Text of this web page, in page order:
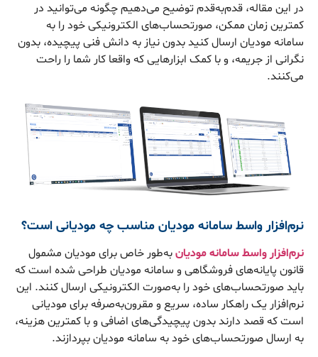
در این مقاله، قدم‌به‌قدم توضیح می‌دهیم چگونه می‌توانید در
کمترین زمان ممکن، صورتحساب‌های الکترونیکی خود را به
سامانه مودیان ارسال کنید بدون نیاز به دانش فنی پیچیده، بدون
نگرانی از جریمه، و با کمک ابزارهایی که واقعا کار شما را راحت
می‌کنند.
نرم‌افزار واسط سامانه مودیان مناسب چه مودیانی است؟
نرم‌افزار واسط سامانه مودیانبه‌طور خاص برای مودیان مشمول
قانون پایانه‌های فروشگاهی و سامانه مودیان طراحی شده است که
باید صورتحساب‌های خود را به‌صورت الکترونیکی ارسال کنند. این
نرم‌افزار یک راهکار ساده، سریع و مقرون‌به‌صرفه برای مودیانی
است که قصد دارند بدون پیچیدگی‌های اضافی و با کمترین هزینه،
به ارسال صورتحساب‌های خود به سامانه مودیان بپردازند.